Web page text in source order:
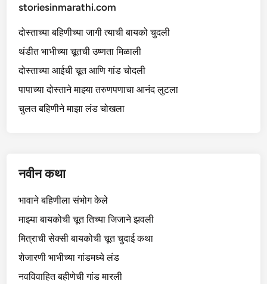
storiesinmarathi.com
दोस्ताच्या बहिणीच्या जागी त्याची बायको चुदली
थंडीत भाभीच्या चूतची उष्णता मिळाली
दोस्ताच्या आईची चूत आणि गांड चोदली
पापाच्या दोस्ताने माझ्या तरुणपणाचा आनंद लुटला
चुलत बहिणीने माझा लंड चोखला
नवीन कथा
भावाने बहिणीला संभोग केले
माझ्या बायकोची चूत तिच्या जिजाने झवली
मित्राची सेक्सी बायकोची चूत चुदाई कथा
शेजारणी भाभीच्या गांडमध्ये लंड
नवविवाहित बहीणेची गांड मारली